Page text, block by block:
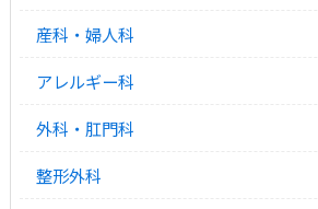
産科・婦人科
アレルギー科
外科・肛門科
整形外科